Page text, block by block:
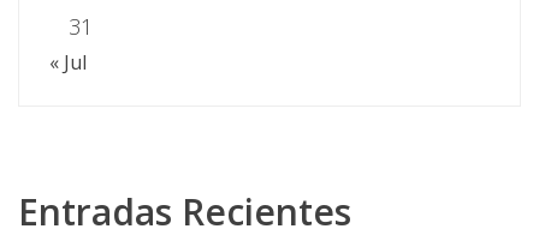
31
« Jul
Entradas Recientes